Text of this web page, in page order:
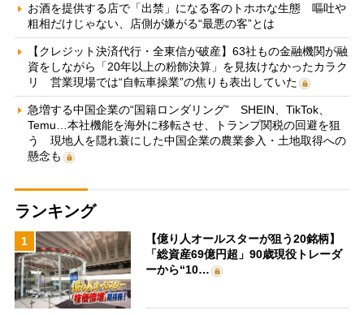
お酒を提供する店で「出禁」になる客のトホホな生態 嘔吐や
粗相だけじゃない、店側が嫌がる“最悪の客”とは
【クレジット決済代行・全東信が破産】63社もの金融機関が融
資をしながら「20年以上の粉飾決算」を見抜けなかったカラク
リ 営業現場では“自転車操業”の焦りも表出していた
急増する中国企業の“国籍ロンダリング” SHEIN、TikTok、
Temu…本社機能を海外に移転させ、トランプ関税の回避を狙
う 現地人を隠れ蓑にした中国企業の農業参入・土地取得への
懸念も
ランキング
1
【億り人オールスターが狙う20銘柄】
「総資産69億円超」90歳現役トレーダ
ーから“10…